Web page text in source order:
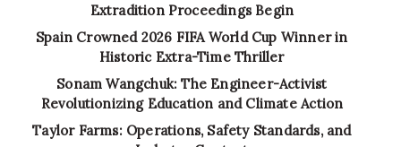
Extradition Proceedings Begin
Spain Crowned 2026 FIFA World Cup Winner in
Historic Extra-Time Thriller
Sonam Wangchuk: The Engineer-Activist
Revolutionizing Education and Climate Action
Taylor Farms: Operations, Safety Standards, and